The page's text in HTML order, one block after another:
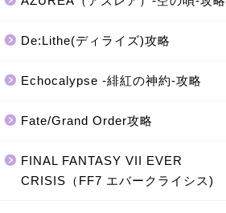
De:Lithe(ディライズ)攻略
Echocalypse -緋紅の神約-攻略
Fate/Grand Order攻略
FINAL FANTASY VII EVER
CRISIS（FF7 エバークライシス)